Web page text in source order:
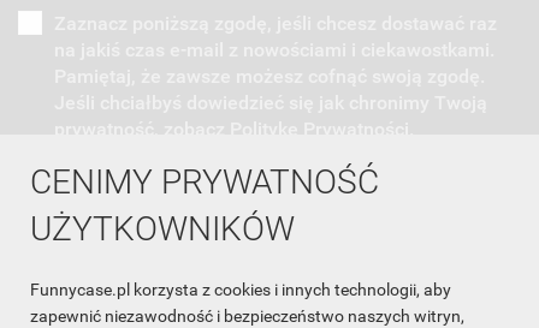
CENIMY PRYWATNOŚĆ
UŻYTKOWNIKÓW
Funnycase.pl korzysta z cookies i innych technologii, aby
zapewnić niezawodność i bezpieczeństwo naszych witryn,
INFORMACJA O SKLEPIE